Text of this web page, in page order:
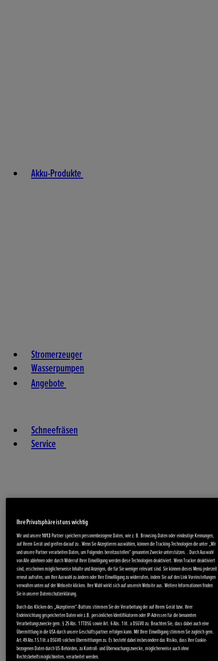
Akku-Produkte
Stromerzeuger
Wasserpumpen
Angebote
Schneefräsen
Service
Ihre Privatsphäre ist uns wichtig
Wir und unsere1013Partner speichern personenbezogene Daten, wie z. B. Browsing-Daten oder eindeutige Kennungen,
auf Ihrem Gerät und greifen darauf zu . Wenn Sie Akzeptieren auswählen, können die Tracking-Technologien die unter „Wir
und unsere Partner verarbeiten Daten, um Folgendes bereitzustellen“ genannten Zwecke unterstützen. . Durch Auswahl
von Alle ablehnen oder durch Widerruf Ihrer Einwilligung werden diese Technologien deaktiviert. Wenn Tracker deaktiviert
sind, erscheinen möglicherweise Inhalte und Anzeigen, die für Sie weniger relevant sind. Sie können dieses Menü jederzeit
erneut aufrufen, um Ihre Auswahl zu ändern oder Ihre Einwilligung zu widerrufen, indem Sie auf den Link Voreinstellungen
verwalten unten auf der Webseite klicken. Ihre Wahl wirkt sich auf unsere/n Website aus. Weitere Informationen finden
Sie in unserer Datenschutzerklärung.
Durch das Klicken des „Akzeptieren“-Buttons stimmen Sie der Verarbeitung der auf Ihrem Gerät bzw. Ihrer
Endeinrichtung gespeicherten Daten wie z.B. persönlichen Identifikatoren oder IP-Adressen für die benannten
Verarbeitungszwecke gem. § 25 Abs. 1 TTDSG sowie Art. 6 Abs. 1 lit. a DSGVO zu. Beachten Sie, dass dabei auch eine
Übermittlung in die USA durch unsere Geschäftspartner erfolgen kann. Mit Ihrer Einwilligung stimmen Sie zugleich gem.
Art.49 Abs.1 S.1 lit.a DSGVO solchen Übermittlungen zu. Es besteht dabei insbesondere das Risiko, dass Ihre Cookie-
bezogenen Daten durch US-Behörden, zu Kontroll- und Überwachungszwecke, möglicherweise auch ohne
Rechtsbehelfsmöglichkeiten, verarbeitet werden.